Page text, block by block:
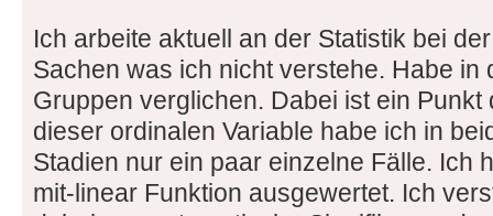
Ich arbeite aktuell an der Statistik bei
Sachen was ich nicht verstehe. Habe in
Gruppen verglichen. Dabei ist ein
dieser ordinalen Variable habe ich in
Stadien nur ein paar einzelne Fälle. Ich
mit-linear Funktion ausgewertet. Ich